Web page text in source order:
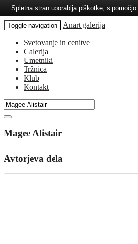
Toggle navigation Anart galerija
Svetovanje in cenitve
Galerija
Umetniki
Tržnica
Klub
Kontakt
Magee Alistair
Avtorjeva dela
Spletna stran uporablja piškotke, s